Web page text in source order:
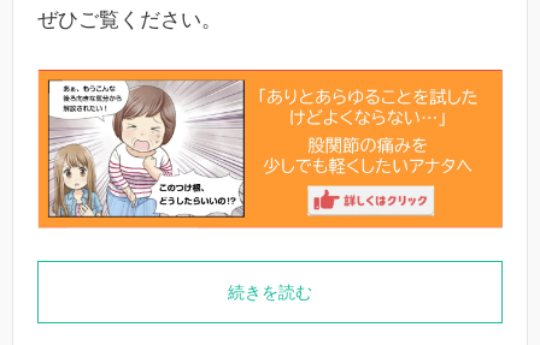
ぜひご覧ください。
続きを読む